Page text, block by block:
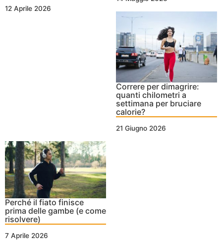
12 Aprile 2026
Correre per dimagrire:
quanti chilometri a
settimana per bruciare
calorie?
21 Giugno 2026
Perché il fiato finisce
prima delle gambe (e come
risolvere)
7 Aprile 2026